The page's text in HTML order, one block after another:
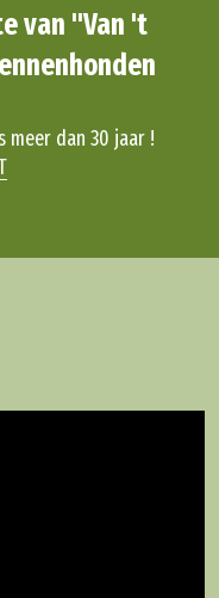
van "Van 't
meer dan 30 jaar !